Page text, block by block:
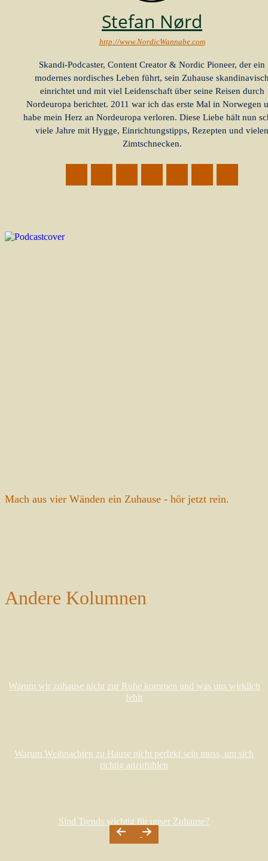
Stefan Nørd
http://www.NordicWannabe.com
Skandi-Podcaster, Content Creator & Nordic Pioneer, der ein
modernes nordisches Leben führt, sein Zuhause
einrichtet und mit viel Leidenschaft über seine Reisen durch
Nordeuropa berichtet. 2011 war ich das erste Mal in Norwegen
habe mein Herz an Nordeuropa verloren. Diese Liebe hält nun
viele Jahre mit Hygge, Einrichtungstipps, Rezepten und vielen
Zimtschnecken.
Mach aus vier Wänden ein Zuhause - hör jetzt rein.
Andere Kolumnen
Warum wir zuhause nicht zur Ruhe kommen und was uns wirklich
fehlt
Warum Weihnachten zu Hause nicht perfekt sein muss, um sich
richtig anzufühlen
Sind Trends wichtig für unser Zuhause?